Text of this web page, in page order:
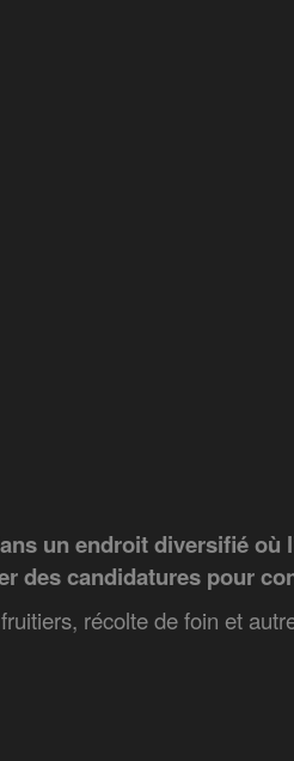
un endroit diversifié où
des candidatures pour
récolte de foin et